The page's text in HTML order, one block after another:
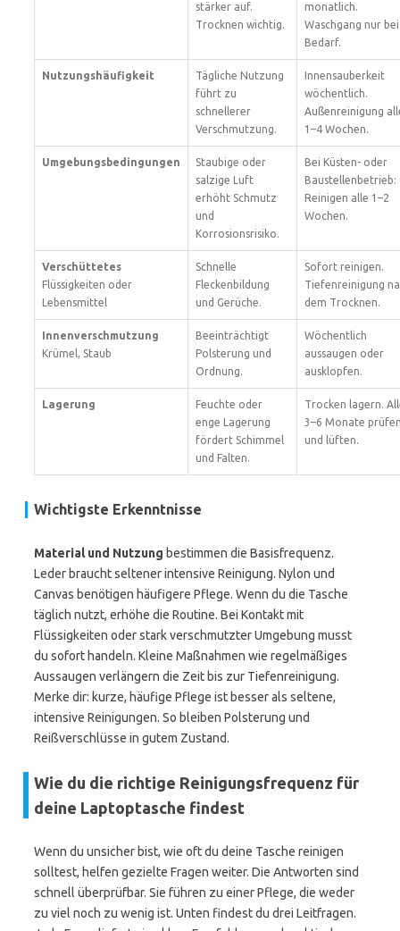
stärker auf.
Trocknen wichtig.
monatlich.
Waschgang nur bei
Bedarf.
Nutzungshäufigkeit
Tägliche Nutzung
führt zu
schnellerer
Verschmutzung.
Innensauberkeit
wöchentlich.
Außenreinigung
1–4 Wochen.
Umgebungsbedingungen
Staubige oder
salzige Luft
erhöht Schmutz
und
Korrosionsrisiko.
Bei Küsten- oder
Baustellenbetrieb:
Reinigen alle 1–2
Wochen.
Verschüttetes
Flüssigkeiten oder
Lebensmittel
Schnelle
Fleckenbildung
und Gerüche.
Sofort reinigen.
Tiefenreinigung
dem Trocknen.
Innenverschmutzung
Krümel, Staub
Beeinträchtigt
Polsterung und
Ordnung.
Wöchentlich
aussaugen oder
ausklopfen.
Lagerung
Feuchte oder
enge Lagerung
fördert Schimmel
und Falten.
Trocken lagern.
3–6 Monate
und lüften.
Wichtigste Erkenntnisse
Material und Nutzung bestimmen die Basisfrequenz.
Leder braucht seltener intensive Reinigung. Nylon und
Canvas benötigen häufigere Pflege. Wenn du die Tasche
täglich nutzt, erhöhe die Routine. Bei Kontakt mit
Flüssigkeiten oder stark verschmutzter Umgebung musst
du sofort handeln. Kleine Maßnahmen wie regelmäßiges
Aussaugen verlängern die Zeit bis zur Tiefenreinigung.
Merke dir: kurze, häufige Pflege ist besser als seltene,
intensive Reinigungen. So bleiben Polsterung und
Reißverschlüsse in gutem Zustand.
Wie du die richtige Reinigungsfrequenz für
deine Laptoptasche findest
Wenn du unsicher bist, wie oft du deine Tasche reinigen
solltest, helfen gezielte Fragen weiter. Die Antworten sind
schnell überprüfbar. Sie führen zu einer Pflege, die weder
zu viel noch zu wenig ist. Unten findest du drei Leitfragen.